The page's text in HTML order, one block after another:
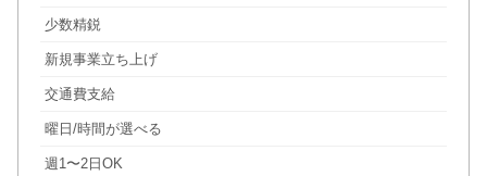
少数精鋭
新規事業立ち上げ
交通費支給
曜日/時間が選べる
週1〜2日OK